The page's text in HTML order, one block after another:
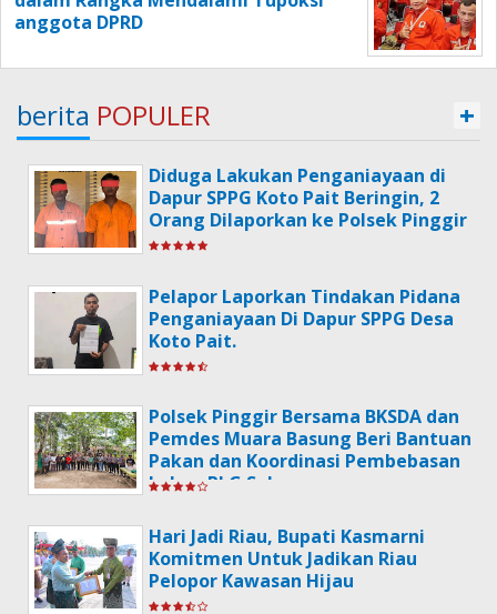
anggota DPRD
berita POPULER +
Diduga Lakukan Penganiayaan di
Dapur SPPG Koto Pait Beringin, 2
Orang Dilaporkan ke Polsek Pinggir
Pelapor Laporkan Tindakan Pidana
Penganiayaan Di Dapur SPPG Desa
Koto Pait.
Polsek Pinggir Bersama BKSDA dan
Pemdes Muara Basung Beri Bantuan
Pakan dan Koordinasi Pembebasan
Lahan PLG Sebanga
Hari Jadi Riau, Bupati Kasmarni
Komitmen Untuk Jadikan Riau
Pelopor Kawasan Hijau